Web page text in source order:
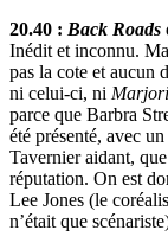
20.40 : Back Roads
Inédit et inconnu.
pas la cote et aucun
ni celui-ci, ni
parce que Barbra
été présenté, avec
Tavernier aidant,
réputation. On est
Lee Jones (le
n’était que